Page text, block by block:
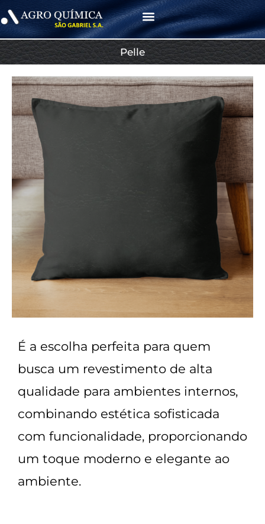
Menu
Pelle
É a escolha perfeita para quem
busca um revestimento de alta
qualidade para ambientes internos,
combinando estética sofisticada
com funcionalidade, proporcionando
um toque moderno e elegante ao
ambiente.